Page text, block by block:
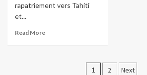
rapatriement vers Tahiti
et...
Read More
1 2 Next